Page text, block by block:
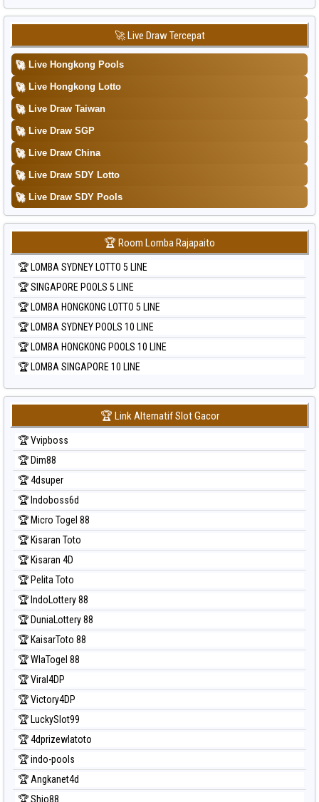
Data Togel Sydney
Data Togel Sydney Lottery
Data Togel Sydney Lottery 6d
Data Togel Sydney Lotto
Data Togel Sydney Pools 6d
Data Togel Taipei
Data Togel Taiwan
🚀 Live Draw Tercepat
🚀 Live Hongkong Pools
🚀 Live Hongkong Lotto
🚀 Live Draw Taiwan
🚀 Live Draw SGP
🚀 Live Draw China
🚀 Live Draw SDY Lotto
🚀 Live Draw SDY Pools
🏆 Room Lomba Rajapaito
🏆 LOMBA SYDNEY LOTTO 5 LINE
🏆 SINGAPORE POOLS 5 LINE
🏆 LOMBA HONGKONG LOTTO 5 LINE
🏆 LOMBA SYDNEY POOLS 10 LINE
🏆 LOMBA HONGKONG POOLS 10 LINE
🏆 LOMBA SINGAPORE 10 LINE
🏆 Link Alternatif Slot Gacor
🏆 Vvipboss
🏆 Dim88
🏆 4dsuper
🏆 Indoboss6d
🏆 Micro Togel 88
🏆 Kisaran Toto
🏆 Kisaran 4D
🏆 Pelita Toto
🏆 IndoLottery 88
🏆 DuniaLottery 88
🏆 KaisarToto 88
🏆 WlaTogel 88
🏆 Viral4DP
🏆 Victory4DP
🏆 LuckySlot99
🏆 4dprizewlatoto
🏆 indo-pools
🏆 Angkanet4d
🏆 Shio88